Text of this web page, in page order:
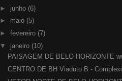
► junho (6)
► maio (5)
► fevereiro (7)
▼ janeiro (10)
PAISAGEM DE BELO HORIZONTE
CENTRO DE BH Viaduto B -